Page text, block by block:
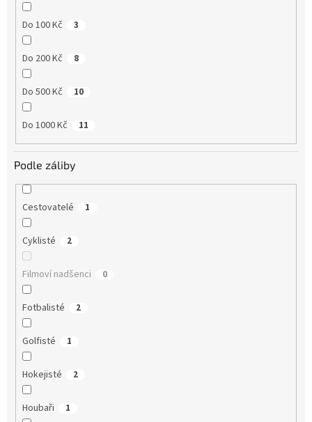
Do 100 Kč 3
Do 200 Kč 8
Do 500 Kč 10
Do 1000 Kč 11
Podle záliby
Cestovatelé 1
Cyklisté 2
Filmoví nadšenci 0
Fotbalisté 2
Golfisté 1
Hokejisté 2
Houbaři 1